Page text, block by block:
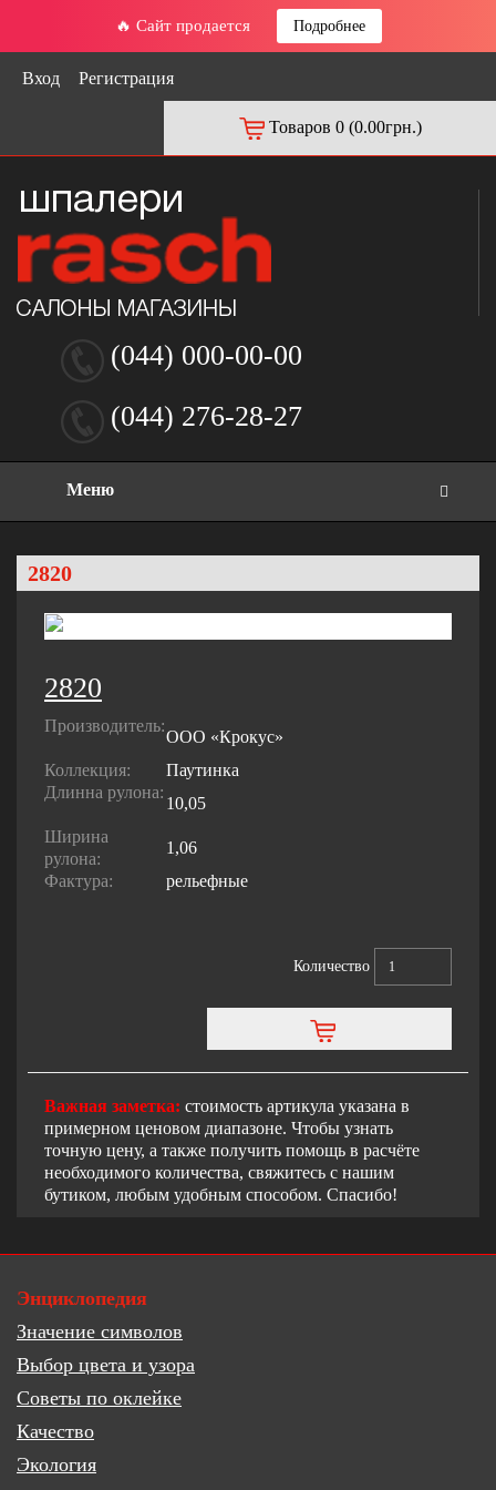
🔥 Сайт продается Подробнее
Вход Регистрация
Товаров 0 (0.00грн.)
(044) 000-00-00
(044) 276-28-27
Меню
2820
2820
Производитель:
ООО «Крокус»
Коллекция:
Паутинка
Длинна рулона:
10,05
Ширина
рулона:
1,06
Фактура:
рельефные
Количество
Важная заметка: стоимость артикула указана в
примерном ценовом диапазоне. Чтобы узнать
точную цену, а также получить помощь в расчёте
необходимого количества, свяжитесь с нашим
бутиком, любым удобным способом. Спасибо!
Энциклопедия
Значение символов
Выбор цвета и узора
Советы по оклейке
Качество
Экология